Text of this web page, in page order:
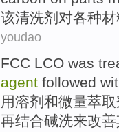
该清洗剂 对各种
youdao
FCC LCO was
agent followed
用溶剂 和微量萃取
再结合碱洗来改善